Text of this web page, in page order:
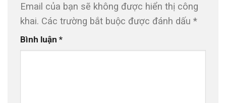
Email của bạn sẽ không được hiển thị công
khai. Các trường bắt buộc được đánh dấu *
Bình luận *